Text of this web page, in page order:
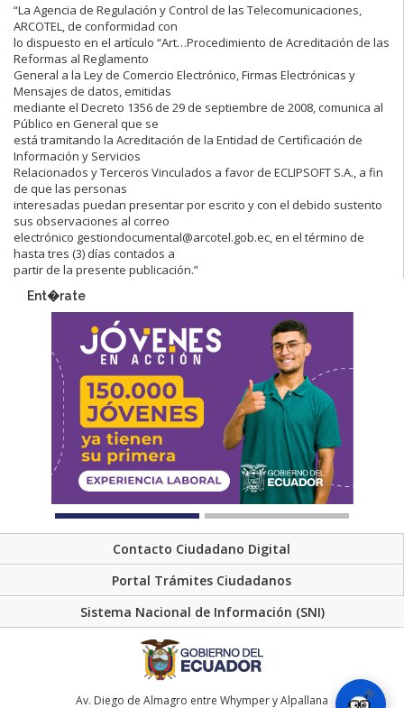
“La Agencia de Regulación y Control de las Telecomunicaciones,
ARCOTEL, de conformidad con
lo dispuesto en el artículo “Art…Procedimiento de Acreditación de las
Reformas al Reglamento
General a la Ley de Comercio Electrónico, Firmas Electrónicas y
Mensajes de datos, emitidas
mediante el Decreto 1356 de 29 de septiembre de 2008, comunica al
Público en General que se
está tramitando la Acreditación de la Entidad de Certificación de
Información y Servicios
Relacionados y Terceros Vinculados a favor de ECLIPSOFT S.A., a fin
de que las personas
interesadas puedan presentar por escrito y con el debido sustento
sus observaciones al correo
electrónico gestiondocumental@arcotel.gob.ec, en el término de
hasta tres (3) días contados a
partir de la presente publicación.”
Ent�rate
Contacto Ciudadano Digital
Portal Trámites Ciudadanos
Sistema Nacional de Información (SNI)
Av. Diego de Almagro entre Whymper y Alpallana